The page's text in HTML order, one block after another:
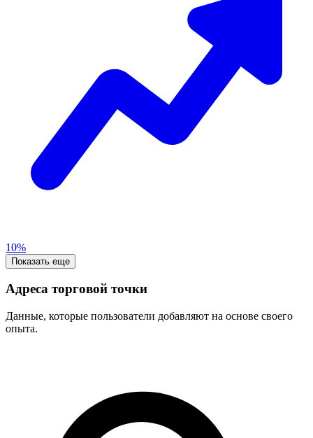
10%
Показать еще
Адреса торговой точки
Данные, которые пользователи добавляют на основе своего
опыта.